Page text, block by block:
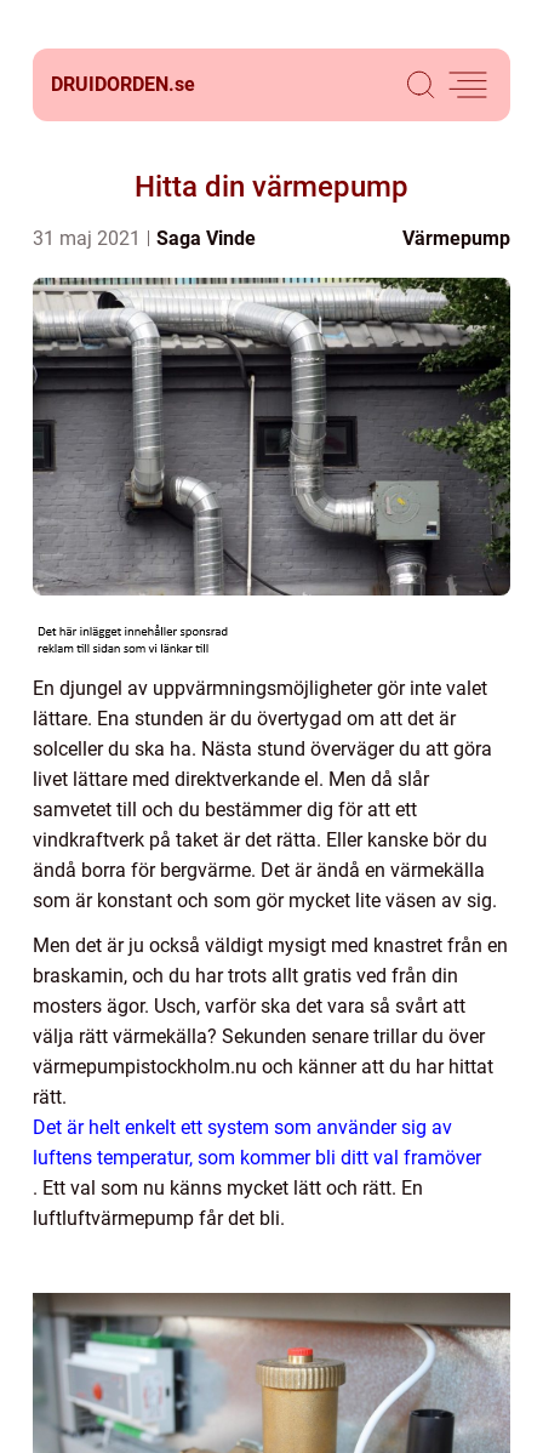
DRUIDORDEN.se
Hitta din värmepump
31 maj 2021 Saga Vinde Värmepump
En djungel av uppvärmningsmöjligheter gör inte valet
lättare. Ena stunden är du övertygad om att det är
solceller du ska ha. Nästa stund överväger du att göra
livet lättare med direktverkande el. Men då slår
samvetet till och du bestämmer dig för att ett
vindkraftverk på taket är det rätta. Eller kanske bör du
ändå borra för bergvärme. Det är ändå en värmekälla
som är konstant och som gör mycket lite väsen av sig.
Men det är ju också väldigt mysigt med knastret från en
braskamin, och du har trots allt gratis ved från din
mosters ägor. Usch, varför ska det vara så svårt att
välja rätt värmekälla? Sekunden senare trillar du över
värmepumpistockholm.nu och känner att du har hittat
rätt.
Det är helt enkelt ett system som använder sig av
luftens temperatur, som kommer bli ditt val framöver
. Ett val som nu känns mycket lätt och rätt. En
luftluftvärmepump får det bli.